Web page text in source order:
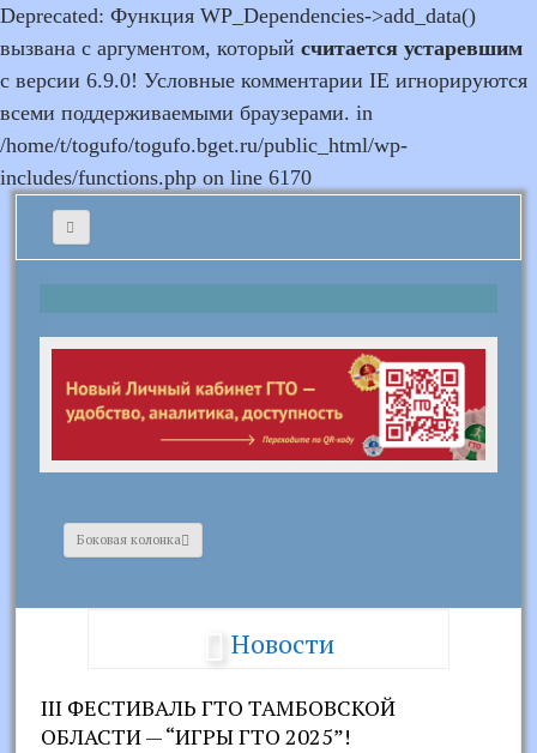
Deprecated: Функция WP_Dependencies->add_data()
вызвана с аргументом, который считается устаревшим
с версии 6.9.0! Условные комментарии IE игнорируются
всеми поддерживаемыми браузерами. in
/home/t/togufo/togufo.bget.ru/public_html/wp-
includes/functions.php on line 6170
Боковая колонка
Новости
III ФЕСТИВАЛЬ ГТО ТАМБОВСКОЙ
ОБЛАСТИ — “ИГРЫ ГТО 2025”!